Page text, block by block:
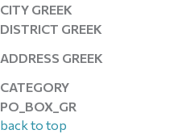
CITY GREEK
DISTRICT GREEK
ADDRESS GREEK
CATEGORY
PO_BOX_GR
back to top